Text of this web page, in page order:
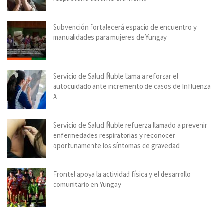
Subvención fortalecerá espacio de encuentro y
manualidades para mujeres de Yungay
Servicio de Salud Ñuble llama a reforzar el
autocuidado ante incremento de casos de Influenza
A
Servicio de Salud Ñuble refuerza llamado a prevenir
enfermedades respiratorias y reconocer
oportunamente los síntomas de gravedad
Frontel apoya la actividad física y el desarrollo
comunitario en Yungay